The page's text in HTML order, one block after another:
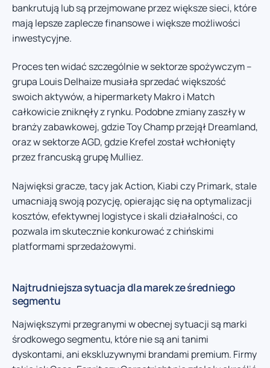
bankrutują lub są przejmowane przez większe sieci, które
mają lepsze zaplecze finansowe i większe możliwości
inwestycyjne.
Proces ten widać szczególnie w sektorze spożywczym –
grupa Louis Delhaize musiała sprzedać większość
swoich aktywów, a hipermarkety Makro i Match
całkowicie zniknęły z rynku. Podobne zmiany zaszły w
branży zabawkowej, gdzie Toy Champ przejął Dreamland,
oraz w sektorze AGD, gdzie Krefel został wchłonięty
przez francuską grupę Mulliez.
Najwięksi gracze, tacy jak Action, Kiabi czy Primark, stale
umacniają swoją pozycję, opierając się na optymalizacji
kosztów, efektywnej logistyce i skali działalności, co
pozwala im skutecznie konkurować z chińskimi
platformami sprzedażowymi.
Najtrudniejsza sytuacja dla marek ze średniego
segmentu
Największymi przegranymi w obecnej sytuacji są marki
środkowego segmentu, które nie są ani tanimi
dyskontami, ani ekskluzywnymi brandami premium. Firmy